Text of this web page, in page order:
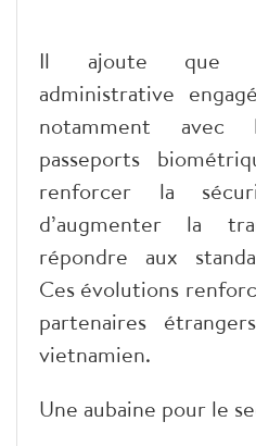
Il ajoute que la
administrative
notamment avec
passeports
renforcer la
d’augmenter la
répondre aux
Ces évolutions
partenaires
vietnamien.
Une aubaine pour le